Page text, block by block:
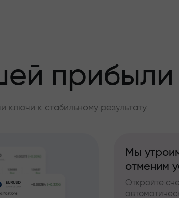
прибыли
к стабильному результату
Мы
отменим
Откройте